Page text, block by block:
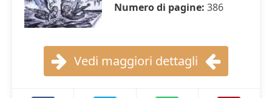
Numero di pagine: 386
Vedi maggiori dettagli